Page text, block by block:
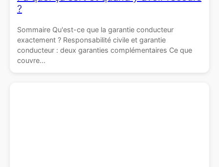
?
Sommaire Qu'est-ce que la garantie conducteur
exactement ? Responsabilité civile et garantie
conducteur : deux garanties complémentaires Ce que
couvre...